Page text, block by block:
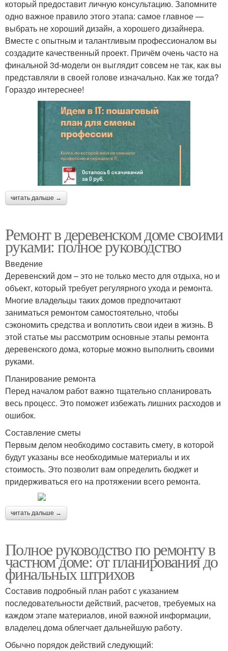
который предоставит личную консультацию. Запомните
одно важное правило этого этапа: самое главное —
выбрать не хороший дизайн, а хорошего дизайнера.
Вместе с опытным и талантливым профессионалом вы
создадите качественный проект. Причём очень часто на
финальной 3d-модели он выглядит совсем не так, как вы
представляли в своей голове изначально. Как же тогда?
Гораздо интереснее!
читать дальше →
Ремонт в деревенском доме своими
руками: полное руководство
Введение
Деревенский дом – это не только место для отдыха, но и
объект, который требует регулярного ухода и ремонта.
Многие владельцы таких домов предпочитают
заниматься ремонтом самостоятельно, чтобы
сэкономить средства и воплотить свои идеи в жизнь. В
этой статье мы рассмотрим основные этапы ремонта
деревенского дома, которые можно выполнить своими
руками.
Планирование ремонта
Перед началом работ важно тщательно спланировать
весь процесс. Это поможет избежать лишних расходов и
ошибок.
Составление сметы
Первым делом необходимо составить смету, в которой
будут указаны все необходимые материалы и их
стоимость. Это позволит вам определить бюджет и
придерживаться его на протяжении всего ремонта.
читать дальше →
Полное руководство по ремонту в
частном доме: от планирования до
финальных штрихов
Составив подробный план работ с указанием
последовательности действий, расчетов, требуемых на
каждом этапе материалов, иной важной информации,
владелец дома облегчает дальнейшую работу.
Обычно порядок действий следующий: